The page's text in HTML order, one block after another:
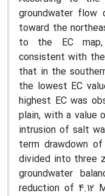
groundwater
toward the
to the EC
consistent with
that in the
the lowest EC
highest EC was
plain, with a value
intrusion of salt
term drawdown
divided into three
groundwater
reduction of 4.12